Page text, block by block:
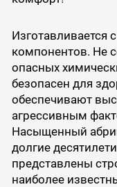
Изготавливается
компонентов. Не
опасных
безопасен для
обеспечивают
агрессивным
Насыщенный
долгие
представлены
наиболее